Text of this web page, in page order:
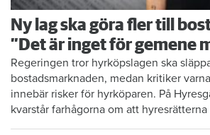
Ny lag ska göra fler till
”Det är inget för gemene
Regeringen tror hyrköpslagen ska
bostadsmarknaden, medan kritiker
innebär risker för hyrköparen. På
kvarstår farhågorna om att